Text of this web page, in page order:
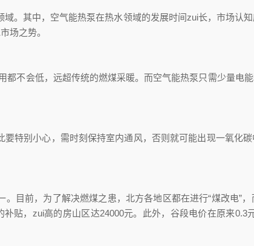
。其中，空气能热泵在热水领域的发展时间zui长，市场认
场之势。
都不会低，远超传统的燃煤采暖。而空气能热泵只需少量
特别小心，需时刻保持室内通风，否则就可能出现一氧化
目前，为了解决燃煤之患，北方各地区都在进行“煤改电”
贴，zui高的房山区达24000元。此外，谷段电价在原来